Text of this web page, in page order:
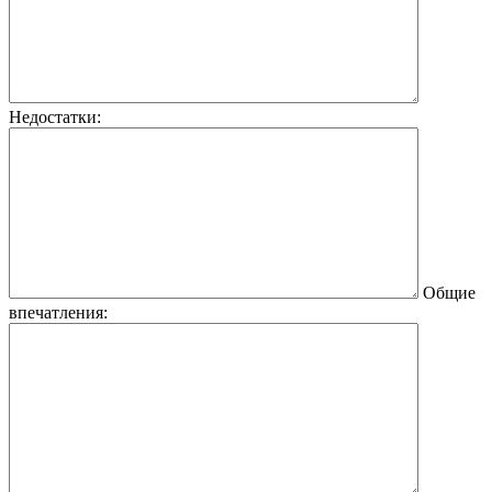
Недостатки:
Общие
впечатления: